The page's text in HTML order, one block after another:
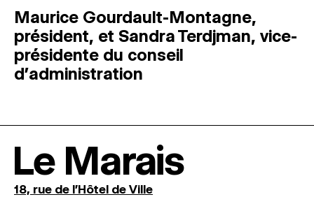
Maurice Gourdault-Montagne,
président, et Sandra Terdjman, vice-
présidente du conseil
d’administration
Le Marais
18, rue de l'Hôtel de Ville